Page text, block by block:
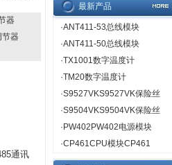
器
节器
通讯
最新产品
·ANT411-53总线模块
·ANT411-50总线模块
·TX1001数字温度计
·TM20数字温度计
·S9527VKS9527VK保险丝
·S9504VKS9504VK保险丝
· PW402PW402电源模块
·CP461CPU模块CP461